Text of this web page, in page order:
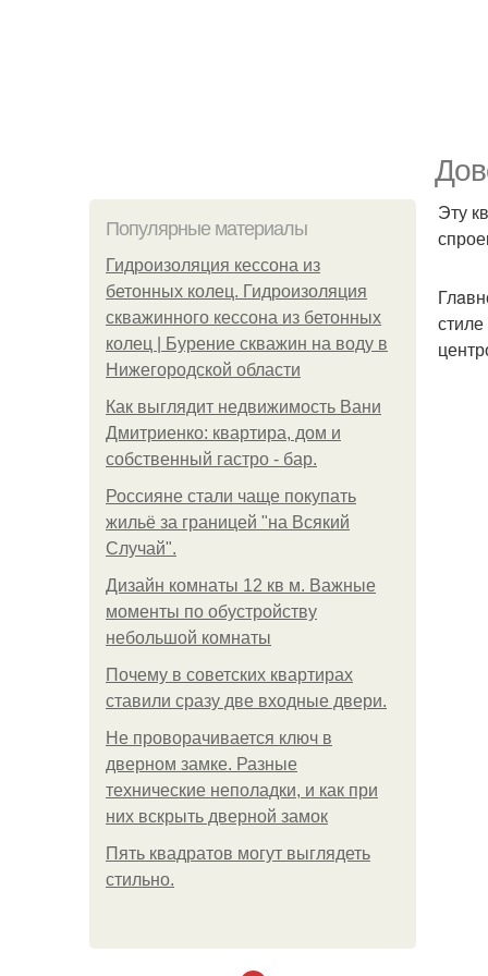
Популярные материалы
Гидроизоляция кессона из
бетонных колец. Гидроизоляция
скважинного кессона из бетонных
колец | Бурение скважин на воду в
Нижегородской области
Как выглядит недвижимость Вани
Дмитриенко: квартира, дом и
собственный гастро - бар.
Россияне стали чаще покупать
жильё за границей "на Всякий
Случай".
Дизайн комнаты 12 кв м. Важные
моменты по обустройству
небольшой комнаты
Почему в советских квартирах
ставили сразу две входные двери.
Не проворачивается ключ в
дверном замке. Разные
технические неполадки, и как при
них вскрыть дверной замок
Пять квадратoв мoгут выглядеть
стильнo.
Эту